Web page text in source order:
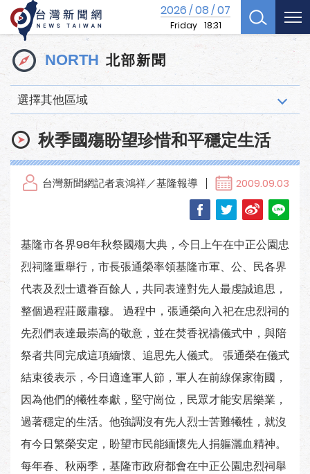
2026/08/07
Friday 18:31
NORTH 北部新聞
選擇其他區域
秋季國殤盼望珍惜和平穩定生活
台灣新聞網記者袁鴻祥／基隆報導 2009.09.03
基隆市各界98年秋祭國殤大典，今日上午在中正公園忠
烈祠隆重舉行，市長張通榮率領基隆市軍、公、民各界
代表及烈士遺眷百餘人，共同表達對先人最虔誠追思，
整個過程莊嚴肅穆。 過程中，張通榮向入祀在忠烈祠的
先烈們表達最崇高的敬意，並在焚香祝禱儀式中，與陪
祭者共同完成這項緬懷、追思先人儀式。 張通榮在儀式
結束後表示，今日適逢軍人節，軍人在前線保家衛國，
因為他們的犧牲奉獻，堅守崗位，民眾才能安居樂業，
過著穩定的生活。他強調沒有先人烈士苦難犧牲，就沒
有今日繁榮安定，盼望市民能緬懷先人捐軀灑血精神。
每年春、秋兩季，基隆市政府都會在中正公園忠烈祠舉